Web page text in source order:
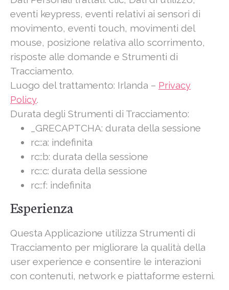
eventi keypress, eventi relativi ai sensori di
movimento, eventi touch, movimenti del
mouse, posizione relativa allo scorrimento,
risposte alle domande e Strumenti di
Tracciamento.
Luogo del trattamento: Irlanda – Privacy
Policy.
Durata degli Strumenti di Tracciamento:
_GRECAPTCHA: durata della sessione
rc::a: indefinita
rc::b: durata della sessione
rc::c: durata della sessione
rc::f: indefinita
Esperienza
Questa Applicazione utilizza Strumenti di
Tracciamento per migliorare la qualità della
user experience e consentire le interazioni
con contenuti, network e piattaforme esterni.